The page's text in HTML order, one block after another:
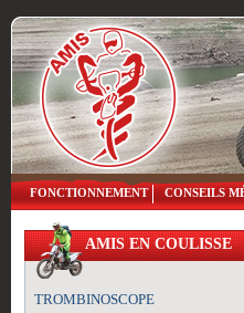
FONCTIONNEMENT CONSEILS
AMIS EN COULISSE
TROMBINOSCOPE